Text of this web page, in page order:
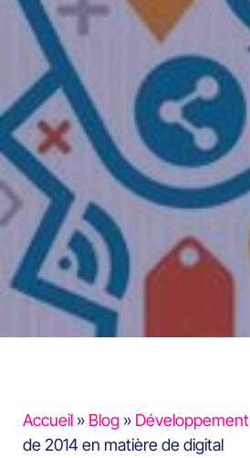
Accueil » Blog » Développement
de 2014 en matière de digital